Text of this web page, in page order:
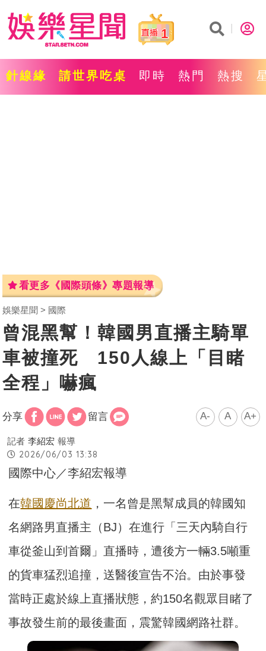
1
針線緣 請世界吃桌 即時 熱門 熱搜
看更多《國際頭條》專題報導
娛樂星聞 國際
曾混黑幫！韓國男直播主騎單
車被撞死 150人線上「目睹
全程」嚇瘋
分享 留言 A- A A+
記者 李紹宏 報導
2026/06/03 13:38
國際中心／李紹宏報導
在韓國 慶尚北道 ，一名曾是黑幫成員的韓國知
名網路男直播主（BJ）在進行「三天內騎自行
車從釜山到首爾」直播時，遭後方一輛3.5噸重
的貨車猛烈追撞，送醫後宣告不治。由於事發
當時正處於線上直播狀態，約150名觀眾目睹了
事故發生前的最後畫面，震驚韓國網路社群。